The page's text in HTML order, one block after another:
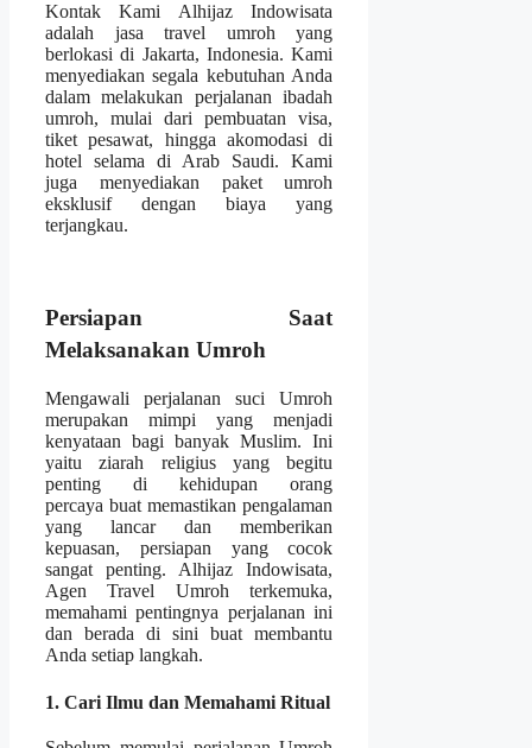
Kontak Kami Alhijaz Indowisata
adalah jasa travel umroh yang
berlokasi di Jakarta, Indonesia. Kami
menyediakan segala kebutuhan Anda
dalam melakukan perjalanan ibadah
umroh, mulai dari pembuatan visa,
tiket pesawat, hingga akomodasi di
hotel selama di Arab Saudi. Kami
juga menyediakan paket umroh
eksklusif dengan biaya yang
terjangkau.
Persiapan Saat
Melaksanakan Umroh
Mengawali perjalanan suci Umroh
merupakan mimpi yang menjadi
kenyataan bagi banyak Muslim. Ini
yaitu ziarah religius yang begitu
penting di kehidupan orang
percaya buat memastikan pengalaman
yang lancar dan memberikan
kepuasan, persiapan yang cocok
sangat penting. Alhijaz Indowisata,
Agen Travel Umroh terkemuka,
memahami pentingnya perjalanan ini
dan berada di sini buat membantu
Anda setiap langkah.
1. Cari Ilmu dan Memahami Ritual